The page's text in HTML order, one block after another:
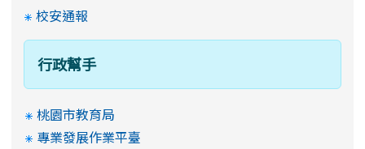
校安通報
行政幫手
桃園市教育局
專業發展作業平臺